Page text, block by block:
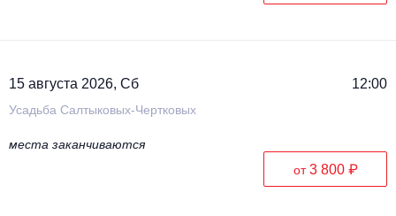
15 августа 2026, Сб 12:00
Усадьба Салтыковых-Чертковых
места заканчиваются
от3 800 ₽